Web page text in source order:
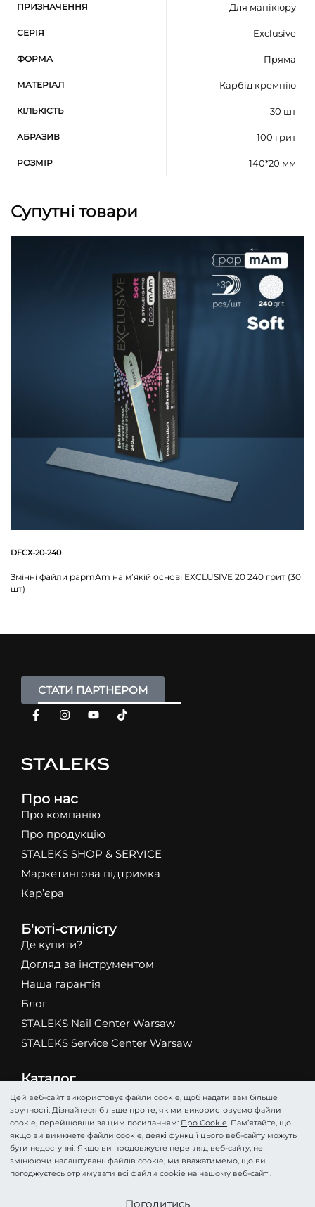
ПРИЗНАЧЕННЯ Для манікюру
СЕРІЯ Exclusive
ФОРМА Пряма
МАТЕРІАЛ Карбід кремнію
КІЛЬКІСТЬ 30 шт
АБРАЗИВ 100 грит
РОЗМІР 140*20 мм
Супутні товари
DFCX-20-240
Змінні файли papmAm на м’якій основі EXCLUSIVE 20 240 грит (30
шт)
СТАТИ ПАРТНЕРОМ
Про нас
Про компанію
Про продукцію
STALEKS SHOP & SERVICE
Маркетингова підтримка
Кар’єра
Б'юті-стилісту
Де купити?
Догляд за інструментом
Наша гарантія
Блог
STALEKS Nail Center Warsaw
STALEKS Service Center Warsaw
Каталог
Абразиви
Ножиці
Кусачки
Фрези
Пінцети
Стати партнером
Цей веб-сайт використовує файли cookie, щоб надати вам більше
зручності. Дізнайтеся більше про те, як ми використовуємо файли
cookie, перейшовши за цим посиланням: Про Cookie. Пам’ятайте, що
якщо ви вимкнете файли cookie, деякі функції цього веб-сайту можуть
бути недоступні. Якщо ви продовжуєте перегляд веб-сайту, не
змінюючи налаштувань файлів cookie, ми вважатимемо, що ви
погоджуєтесь отримувати всі файли cookie на нашому веб-сайті.
Погодитись